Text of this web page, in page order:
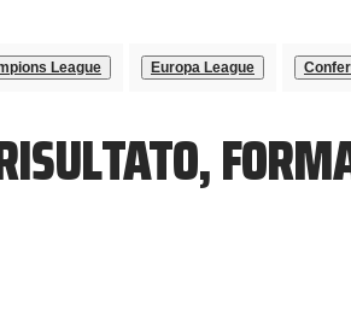
League Europa League